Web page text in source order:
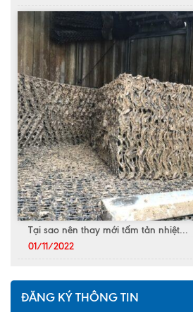
Tại sao nên thay mới tấm tản nhiệt...
01/11/2022
ĐĂNG KÝ THÔNG TIN